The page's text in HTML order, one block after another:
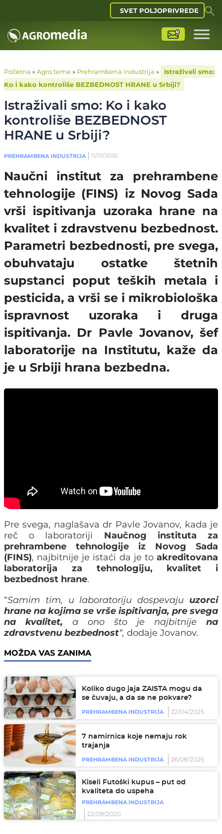
SVET POLJOPRIVREDE
Početna »Agro teme» Prehrambena industrija »
Istraživali smo:
Ko i kako kontroliše BEZBEDNOST HRANE u Srbiji?
Istraživali smo: Ko i kako
kontroliše BEZBEDNOST
HRANE u Srbiji?
PREHRAMBENA INDUSTRIJA 11/01/2020
Naučni institut za prehrambene
tehnologije (FINS) iz Novog Sada
vrši ispitivanja uzoraka hrane na
kvalitet i zdravstvenu bezbednost.
Parametri bezbednosti, pre svega,
obuhvataju ostatke štetnih
supstanci poput teških metala i
pesticida, a vrši se i mikrobiološka
ispravnost uzoraka i druga
ispitivanja. Dr Pavle Jovanov, šef
laboratorije na Institutu, kaže da
je u Srbiji hrana bezbedna.
Pre svega, naglašava dr Pavle Jovanov, kada je
reč o laboratoriji Naučnog instituta za
prehrambene tehnologije iz Novog Sada
(FINS), najbitnije je istaći da je to akreditovana
laboratorija za tehnologiju, kvalitet i
bezbednost hrane.
“Samim tim, u laboratoriju dospevaju uzorci
hrane na kojima se vrše ispitivanja, pre svega
na kvalitet, a ono što je najbitnije na
zdravstvenu bezbednost“, dodaje Jovanov.
MOŽDA VAS ZANIMA
Koliko dugo jaja ZAISTA mogu da
se čuvaju, a da se ne pokvare?
PREHRAMBENA INDUSTRIJA 22/04/2025
7 namirnica koje nemaju rok
trajanja
PREHRAMBENA INDUSTRIJA 26/08/2025
Kiseli Futoški kupus – put od
kvaliteta do uspeha
PREHRAMBENA INDUSTRIJA
22/08/2020